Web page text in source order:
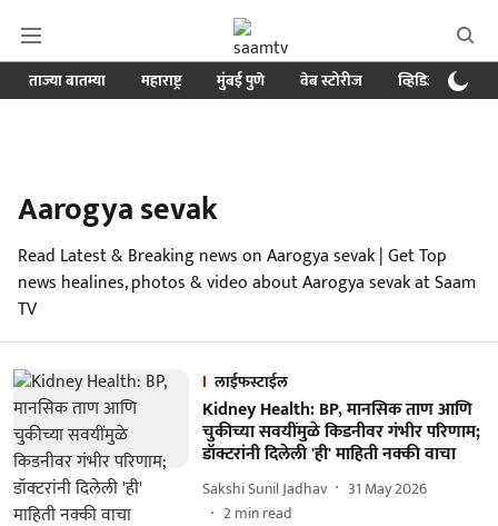
ताज्या बातम्या महाराष्ट्र मुंबई पुणे वेब स्टोरीज व्हिडिओ
Aarogya sevak
Read Latest & Breaking news on Aarogya sevak | Get Top
news healines, photos & video about Aarogya sevak at Saam
TV
लाईफस्टाईल
Kidney Health: BP, मानसिक ताण आणि
चुकीच्या सवयींमुळे किडनीवर गंभीर परिणाम;
डॉक्टरांनी दिलेली 'ही' माहिती नक्की वाचा
Sakshi Sunil Jadhav
31 May 2026
2min read